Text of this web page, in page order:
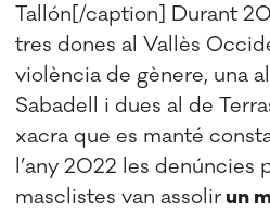
Tallón[/caption] Durant
tres dones al Vallès
violència de gènere, una
Sabadell i dues al de
xacra que es manté
l’any 2022 les denúncies
masclistes van assolir un